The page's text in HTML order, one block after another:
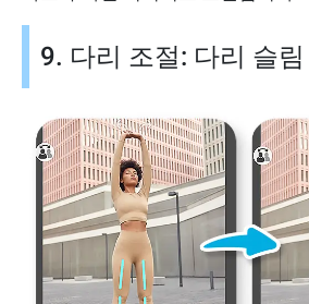
9. 다리 조절: 다리 슬